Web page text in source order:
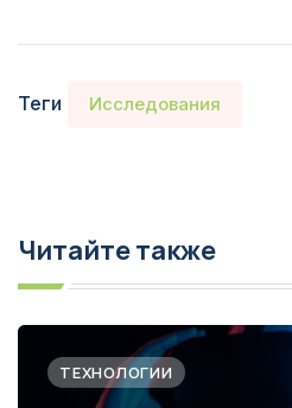
Теги Исследования
Читайте также
ТЕХНОЛОГИИ